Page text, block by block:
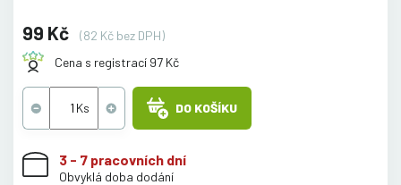
99 Kč
(82 Kč bez DPH)
Cena s registrací 97 Kč
DO KOŠÍKU
3 - 7 pracovních dní
Obvyklá doba dodání